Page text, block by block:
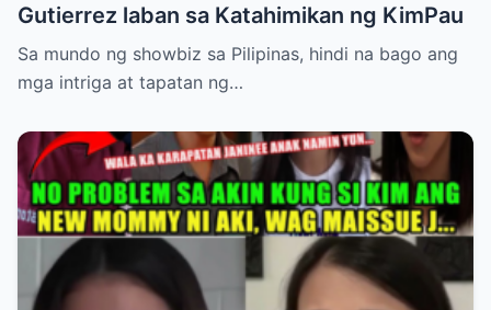
Gutierrez laban sa Katahimikan ng KimPau
Sa mundo ng showbiz sa Pilipinas, hindi na bago ang
mga intriga at tapatan ng…